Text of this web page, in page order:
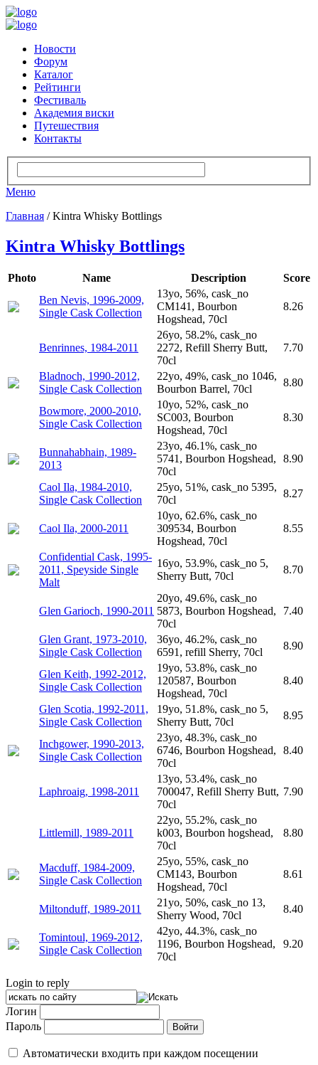
Новости
Форум
Каталог
Рейтинги
Фестиваль
Академия виски
Путешествия
Контакты
Меню
Главная / Kintra Whisky Bottlings
Kintra Whisky Bottlings
Photo Name Description
Score
Ben Nevis, 1996-2009,
Single Cask Collection
13yo, 56%, cask_no
CM141, Bourbon
Hogshead, 70cl
8.26
Benrinnes, 1984-2011
26yo, 58.2%, cask_no
2272, Refill Sherry Butt,
70cl
7.70
Bladnoch, 1990-2012,
Single Cask Collection
22yo, 49%, cask_no 1046,
Bourbon Barrel, 70cl
8.80
Bowmore, 2000-2010,
Single Cask Collection
10yo, 52%, cask_no
SC003, Bourbon
Hogshead, 70cl
8.30
Bunnahabhain, 1989-
2013
23yo, 46.1%, cask_no
5741, Bourbon Hogshead,
70cl
8.90
Caol Ila, 1984-2010,
Single Cask Collection
25yo, 51%, cask_no 5395,
70cl
8.27
Caol Ila, 2000-2011
10yo, 62.6%, cask_no
309534, Bourbon
Hogshead, 70cl
8.55
Confidential Cask, 1995-
2011, Speyside Single
Malt
16yo, 53.9%, cask_no 5,
Sherry Butt, 70cl
8.70
Glen Garioch, 1990-2011
20yo, 49.6%, cask_no
5873, Bourbon Hogshead,
70cl
7.40
Glen Grant, 1973-2010,
Single Cask Collection
36yo, 46.2%, cask_no
6591, refill Sherry, 70cl
8.90
Glen Keith, 1992-2012,
Single Cask Collection
19yo, 53.8%, cask_no
120587, Bourbon
Hogshead, 70cl
8.40
Glen Scotia, 1992-2011,
Single Cask Collection
19yo, 51.8%, cask_no 5,
Sherry Butt, 70cl
8.95
Inchgower, 1990-2013,
Single Cask Collection
23yo, 48.3%, cask_no
6746, Bourbon Hogshead,
70cl
8.40
Laphroaig, 1998-2011
13yo, 53.4%, cask_no
700047, Refill Sherry Butt,
70cl
7.90
Littlemill, 1989-2011
22yo, 55.2%, cask_no
k003, Bourbon hogshead,
70cl
8.80
Macduff, 1984-2009,
Single Cask Collection
25yo, 55%, cask_no
CM143, Bourbon
Hogshead, 70cl
8.61
Miltonduff, 1989-2011
21yo, 50%, cask_no 13,
Sherry Wood, 70cl
8.40
Tomintoul, 1969-2012,
Single Cask Collection
42yo, 44.3%, cask_no
1196, Bourbon Hogshead,
70cl
9.20
Login to reply
Логин
Пароль
Автоматически входить при каждом посещении